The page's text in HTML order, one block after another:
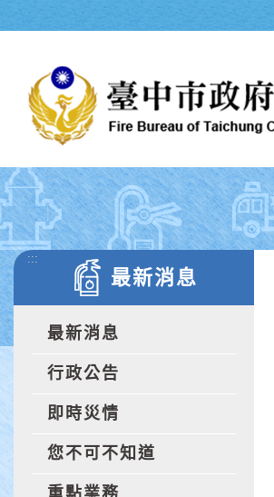
:::
最新消息
最新消息
行政公告
即時災情
您不可不知道
重點業務